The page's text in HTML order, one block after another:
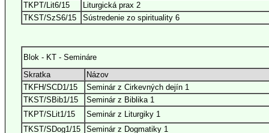
TKPT/Lit6/15
Liturgická prax 2
TKST/SzS6/15
Sústredenie zo spirituality 6
Blok - KT - Semináre
Skratka
Názov
TKFH/SCD1/15
Seminár z Cirkevných dejín 1
TKST/SBib1/15
Seminár z Biblika 1
TKPT/SLit1/15
Seminár z Liturgiky 1
TKST/SDog1/15
Seminár z Dogmatiky 1